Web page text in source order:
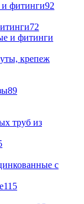
и фитинги92
72
и фитинги
крепеж
89
труб из
с
115